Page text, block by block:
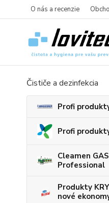
O nás a recenzie
Čističe a dezinfekcia
Profi
Profi
Cleamen
Professional
Produkty
nové